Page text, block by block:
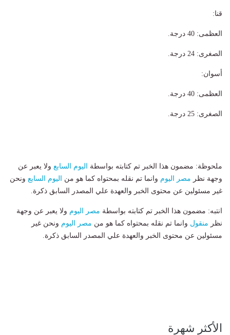
​قنا:
​العظمى: 40 درجة.
​الصغرى: 24 درجة.
​أسوان:
​العظمى: 40 درجة.
​الصغرى: 25 درجة.
ملحوظة: مضمون هذا الخبر تم كتابته بواسطة اليوم السابع ولا يعبر عن
وجهة نظر مصر اليوم وانما تم نقله بمحتواه كما هو من اليوم السابع ونحن
غير مسئولين عن محتوى الخبر والعهدة علي المصدر السابق ذكرة.
انتبه: مضمون هذا الخبر تم كتابته بواسطة مصر اليوم ولا يعبر عن وجهة
نظر منقول وانما تم نقله بمحتواه كما هو من مصر اليوم ونحن غير
مسئولين عن محتوى الخبر والعهدة علي المصدر السابق ذكرة.
الأكثر شهرة